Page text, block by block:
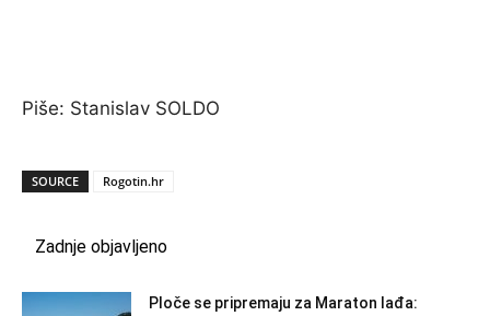
Piše: Stanislav SOLDO
SOURCE Rogotin.hr
Zadnje objavljeno
Ploče se pripremaju za Maraton lađa: